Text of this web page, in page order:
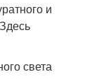
и
света